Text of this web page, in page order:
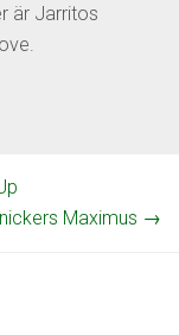
är Jarritos
Maximus →